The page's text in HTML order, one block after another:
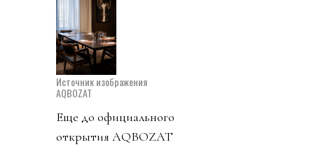
Источник изображения
AQBOZAT
Еще до официального
открытия AQBOZAT